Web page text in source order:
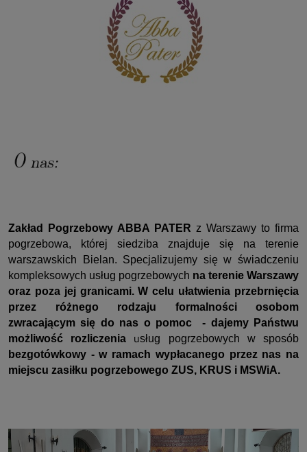
Zakład Pogrzebowy ABBA PATER z Warszawy to firma
pogrzebowa, której siedziba znajduje się na terenie
warszawskich Bielan. Specjalizujemy się w świadczeniu
kompleksowych usług pogrzebowych na terenie Warszawy
oraz poza jej granicami. W celu ułatwienia przebrnięcia
przez różnego rodzaju formalności osobom
zwracającym się do nas o pomoc - dajemy Państwu
możliwość rozliczenia usług pogrzebowych w sposób
bezgotówkowy - w ramach wypłacanego przez nas na
miejscu zasiłku pogrzebowego ZUS, KRUS i MSWiA.